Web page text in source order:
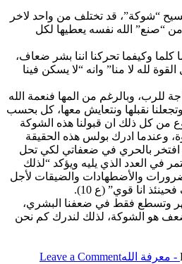
“شوكة”، قد تختلف من واحد لاخر
من “صنع” الله نفسه يعطيها لكل
وكيفما تحركنا اننا بشر ضعاف،
لله لا منا” وانه “لا يسكن فينا
للرب، وبالرغم من المها فنعمة الله
نقبلها ونتعايش معها، كل بحسب
من كل ذلك ان قبولنا هذه الشوكة
وعندما ادرك بولس هذه الحقيقة
بالحري في ضعفاتي لكي تحل
(ع 9) ويستمر في العدد الذي يليه ويؤكد “لذلك
والأضطهادات والضيقات لأجل
انا قوي” (ع 10).
وتسطع فقط في ضعفنا البشري،
هو الشوكة، لذلك لندرك كم نحن
Leave a Comment
on